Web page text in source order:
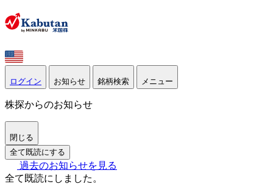
ログイン お知らせ 銘柄検索 メニュー
株探からのお知らせ
閉じる
全て既読にする
過去のお知らせを見る
全て既読にしました。